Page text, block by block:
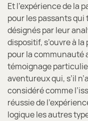
Et l’expérience de la
pour les passants
désignés par leur
dispositif, s’ouvre à
pour la communauté
témoignage
aventureux qui, s’il
considéré comme
réussie de
logique les autres